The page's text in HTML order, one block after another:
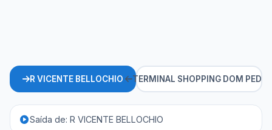
R VICENTE BELLOCHIO TERMINAL SHOPPING DOM
Saída de: R VICENTE BELLOCHIO